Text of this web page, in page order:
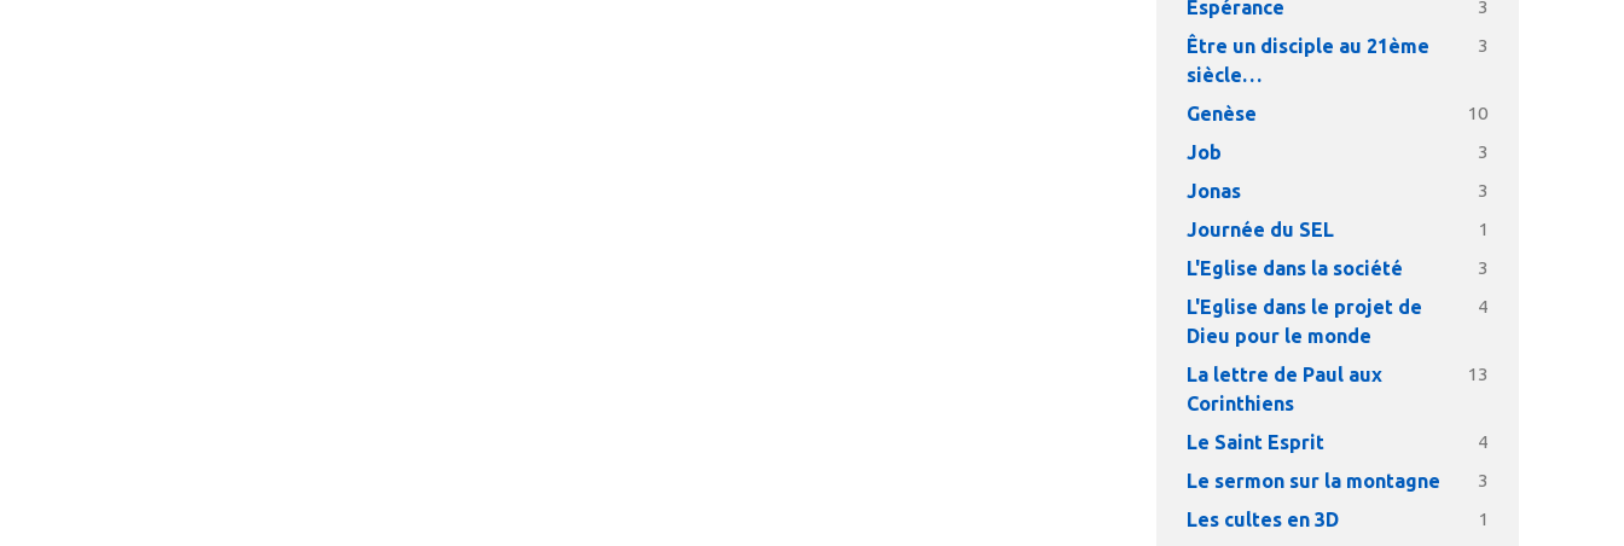
Espérance 3
Être un disciple au 21ème
siècle…
3
Genèse 10
Job 3
Jonas 3
Journée du SEL 1
L'Eglise dans la société 3
L'Eglise dans le projet de
Dieu pour le monde
4
La lettre de Paul aux
Corinthiens
13
Le Saint Esprit 4
Le sermon sur la montagne 3
Les cultes en 3D 1